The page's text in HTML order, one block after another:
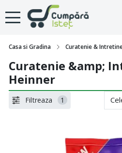
Casa si Gradina Curatenie &
Curatenie &amp;
Heinner
Filtreaza 1